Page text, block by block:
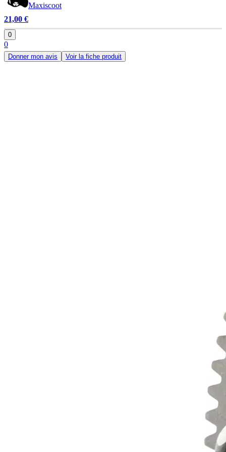
Maxiscoot
21,00 €
0
0
Donner mon avis Voir la fiche produit